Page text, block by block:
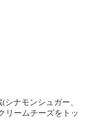
ナモンシュガー、
リームチーズをトッ